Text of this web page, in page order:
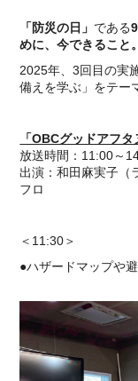
「防災の日」 である
めに、今できること
2025年、3回目の実
備えを学ぶ」をテー
「OBCグッドアフ
放送時間：11:00～
出演：和田麻実子（
フロ
＜11:30＞
●ハザードマップや